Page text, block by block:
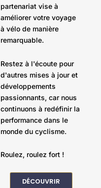
partenariat vise à
améliorer votre voyage
à vélo de manière
remarquable.
Restez à l'écoute pour
d'autres mises à jour et
développements
passionnants, car nous
continuons à redéfinir la
performance dans le
monde du cyclisme.
Roulez, roulez fort !
DÉCOUVRIR